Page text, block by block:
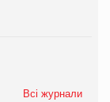
Всі журнали